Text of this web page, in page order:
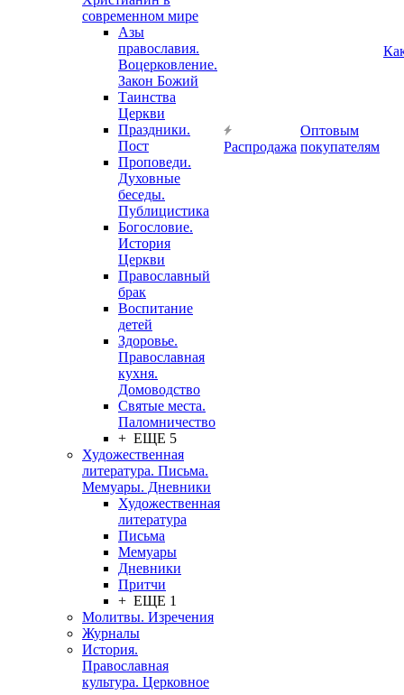
современном мире
Азы
православия.
Воцерковление.
Закон Божий
Таинства
Церкви
Праздники.
Пост
Проповеди.
Духовные
беседы.
Публицистика
Богословие.
История
Церкви
Православный
брак
Воспитание
детей
Здоровье.
Православная
кухня.
Домоводство
Святые места.
Паломничество
+ ЕЩЕ 5
Художественная
литература. Письма.
Мемуары. Дневники
Художественная
литература
Письма
Мемуары
Дневники
Притчи
+ ЕЩЕ 1
Молитвы. Изречения
Журналы
История.
Православная
культура. Церковное
Распродажа
Оптовым
покупателям